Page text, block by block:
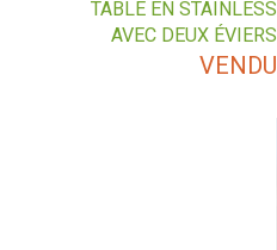
TABLE EN STAINLESS
AVEC DEUX ÉVIERS
VENDU